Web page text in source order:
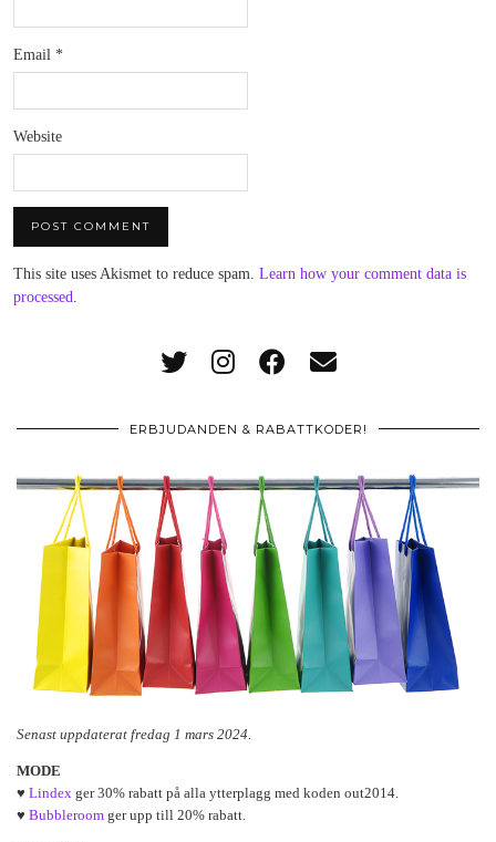
Email *
Website
This site uses Akismet to reduce spam. Learn how your comment data is
processed
ERBJUDANDEN & RABATTKODER!
Senast uppdaterat fredag 1 mars 2024.
MODE
♥ Lindex ger 30% rabatt på alla ytterplagg med koden out2014.
♥ Bubbleroom ger upp till 20% rabatt.